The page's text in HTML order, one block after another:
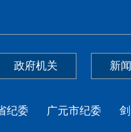
政府机关 新
纪委 广元市纪委